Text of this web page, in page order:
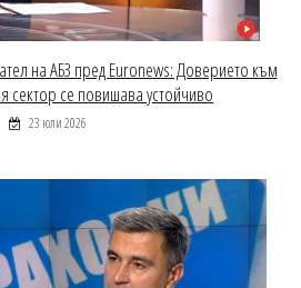
на АБЗ пред Euronews: Доверието към
сектор се повишава устойчиво
23 юли 2026